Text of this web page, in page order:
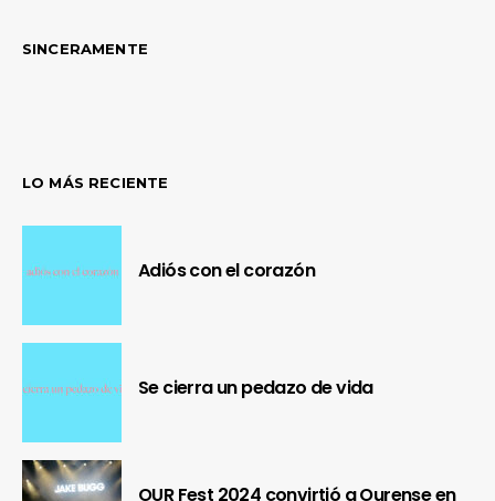
SINCERAMENTE
LO MÁS RECIENTE
Adiós con el corazón
Se cierra un pedazo de vida
OUR Fest 2024 convirtió a Ourense en
puede interesarte que la aventura
continúa en